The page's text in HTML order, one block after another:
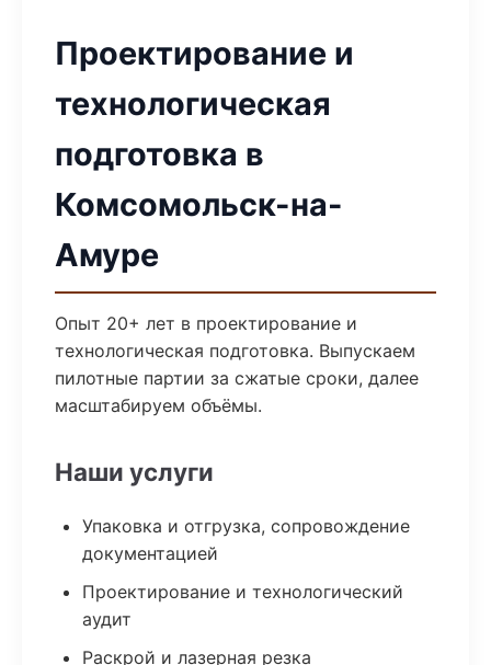
Проектирование и
технологическая
подготовка в
Комсомольск-на-
Амуре
Опыт 20+ лет в проектирование и
технологическая подготовка. Выпускаем
пилотные партии за сжатые сроки, далее
масштабируем объёмы.
Наши услуги
Упаковка и отгрузка, сопровождение
документацией
Проектирование и технологический
аудит
Раскрой и лазерная резка